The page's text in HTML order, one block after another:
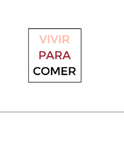
contenido